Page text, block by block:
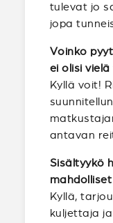
tulevat jo
jopa
Voinko
ei olisi
Kyllä voit!
antavan
Sisältyykö
Kyllä,
kuljettaja